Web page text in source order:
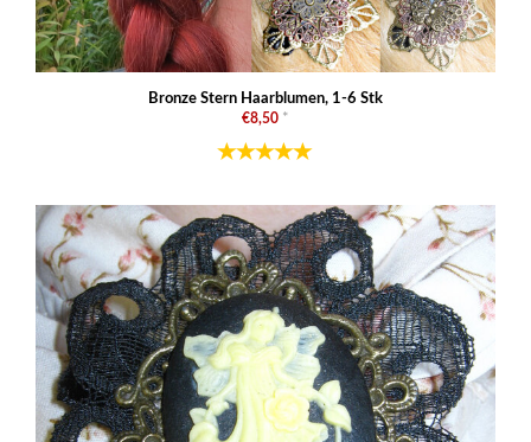
Bronze Stern Haarblumen, 1-6 Stk
€8,50 *